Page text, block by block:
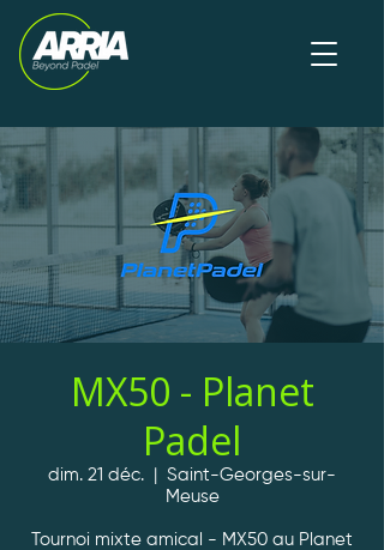
MX50 - Planet
Padel
dim. 21 déc.
Saint-Georges-sur-
Meuse
Tournoi mixte amical - MX50 au Planet